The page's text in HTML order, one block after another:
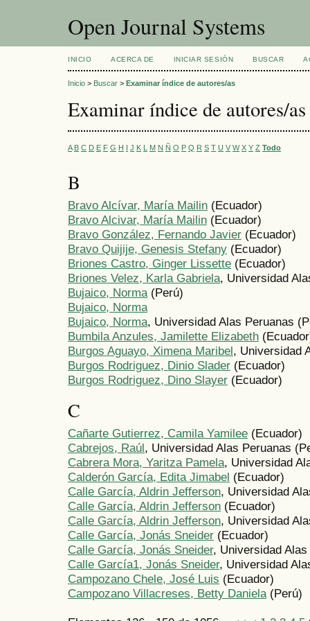
Open Journal Systems
INICIO ACERCA DE INICIAR SESIÓN BUSCAR
Inicio > Buscar > Examinar índice de autores/as
Examinar índice de autores/as
A B C D E F G H I J K L M N Ñ O P Q R S T U V W X Y Z Todo
B
Bravo Alcívar, María Mailin (Ecuador)
Bravo Alcivar, María Mailin (Ecuador)
Bravo González, Fernando Javier (Ecuador)
Bravo Quijije, Genesis Stefany (Ecuador)
Briones Castro, Ginger Lissette (Ecuador)
Briones Velez, Karla Gabriela, Universidad
Bujaico, Norma(Perú)
Bujaico, Norma
Bujaico, Norma, Universidad Alas Peruanas
Bumbila Anzules, Jamilette Elizabeth
Burgos Aguayo, Ximena Maribel, Universidad
Burgos Rodriguez, Dinio Slader (Ecuador)
Burgos Rodriguez, Dino Slayer (Ecuador)
C
Cañarte Gutierrez, Camila Yamilee (Ecuador)
Cabrejos, Raúl, Universidad Alas Peruanas
Cabrera Mora, Yaritza Pamela, Universidad
Calderón García, Edita Jimabel (Ecuador)
Calle García, Aldrin Jefferson, Universidad
Calle García, Aldrin Jefferson (Ecuador)
Calle García, Aldrin Jefferson, Universidad
Calle García, Jonás Sneider (Ecuador)
Calle García, Jonás Sneider, Universidad
Calle García1, Jonás Sneider, Universidad
Campozano Chele, José Luis (Ecuador)
Campozano Villacreses, Betty Daniela(Perú)